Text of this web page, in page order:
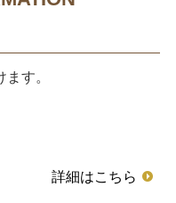
す。
詳細はこちら